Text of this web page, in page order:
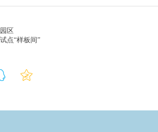
区
点“样板间”